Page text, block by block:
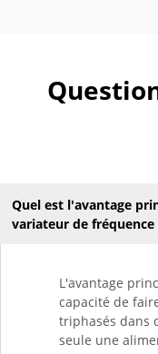
Quel est l'avantage
variateur de
L'avantage
capacité de
triphasés dans
seule une